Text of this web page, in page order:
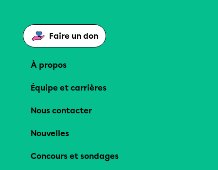
Faire un don
À propos
Équipe et carrières
Nous contacter
Nouvelles
Concours et sondages